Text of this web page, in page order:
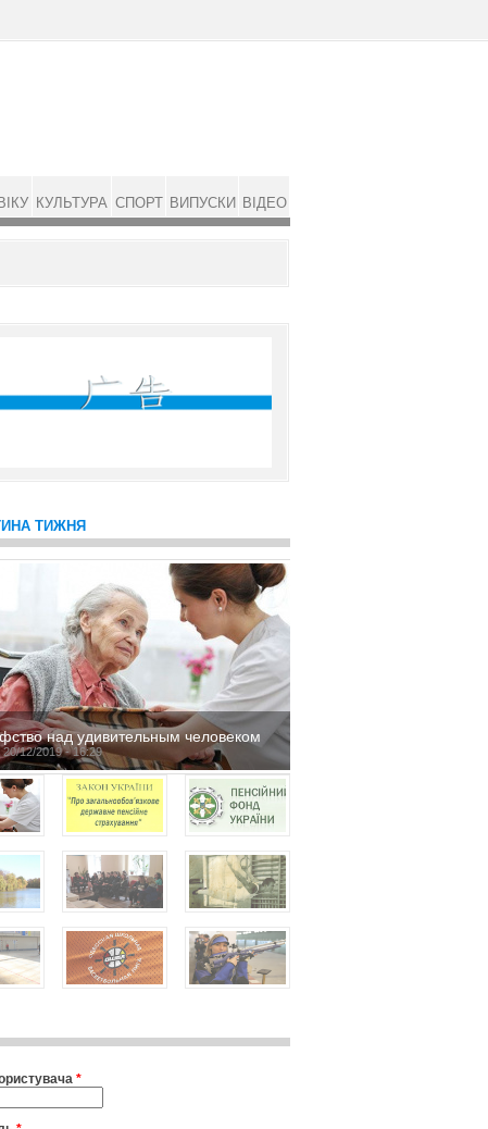
ТИЖНЯ
над удивительным человеком
20/12/2019 - 16:29
*
КУЛЬТУРА СПОРТ ВИПУСКИ ВІДЕО